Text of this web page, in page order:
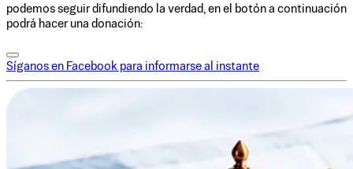
podemos seguir difundiendo la verdad, en el botón a continuación
podrá hacer una donación:
Síganos en Facebook para informarse al instante